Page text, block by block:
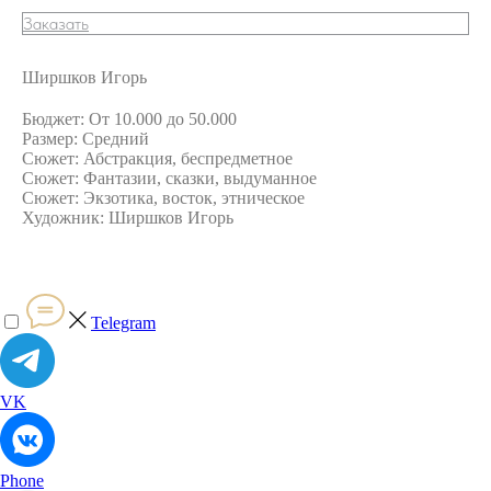
Заказать
Ширшков Игорь
Бюджет: От 10.000 до 50.000
Размер: Средний
Сюжет: Абстракция, беспредметное
Сюжет: Фантазии, сказки, выдуманное
Сюжет: Экзотика, восток, этническое
Художник: Ширшков Игорь
Telegram
VK
Phone